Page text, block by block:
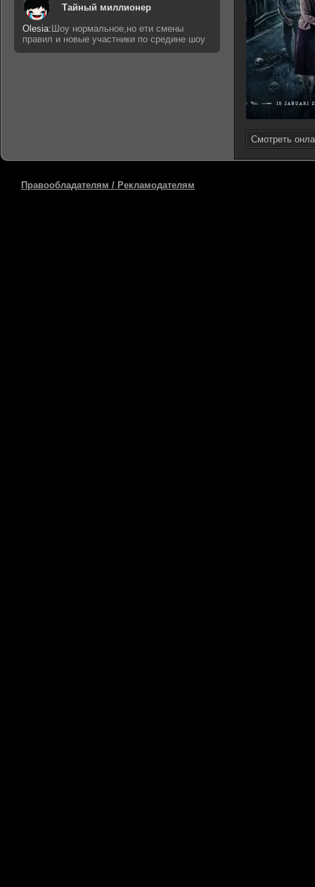
Смотреть
Тайный миллионер
Olesia: Шоу нормальное,но ети смены
правил и новые участники по средине шоу
Правообладателям / Рекламодателям